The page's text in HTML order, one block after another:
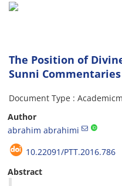
The Position of
Sunni Commentaries
Document Type :
Author
abrahim abrahimi
10.22091/PTT.2016.786
Abstract